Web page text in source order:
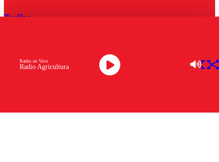
Radio Agricultura
Radio en Vivo
Tarifas
Descarga la APP